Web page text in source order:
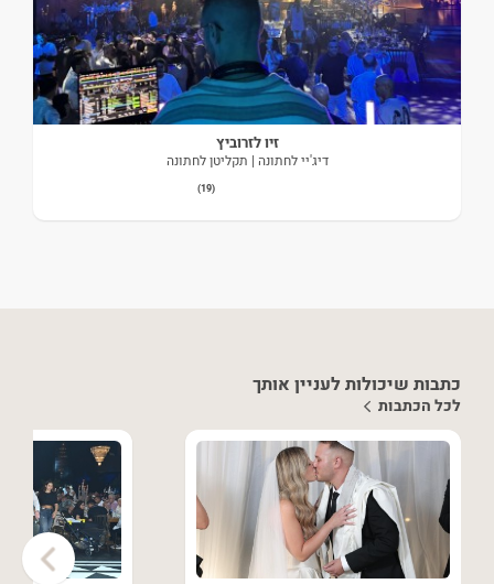
זיו לזרוביץ
דיג'יי לחתונה | תקליטן לחתונה
(19)
כתבות שיכולות לעניין אותך
לכל הכתבות
›